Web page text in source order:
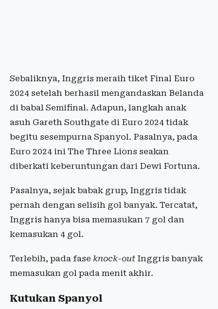
Sebaliknya, Inggris meraih tiket Final Euro
2024 setelah berhasil mengandaskan Belanda
di babal Semifinal. Adapun, langkah anak
asuh Gareth Southgate di Euro 2024 tidak
begitu sesempurna Spanyol. Pasalnya, pada
Euro 2024 ini The Three Lions seakan
diberkati keberuntungan dari Dewi Fortuna.
Pasalnya, sejak babak grup, Inggris tidak
pernah dengan selisih gol banyak. Tercatat,
Inggris hanya bisa memasukan 7 gol dan
kemasukan 4 gol.
Terlebih, pada fase knock-out Inggris banyak
memasukan gol pada menit akhir.
Kutukan Spanyol